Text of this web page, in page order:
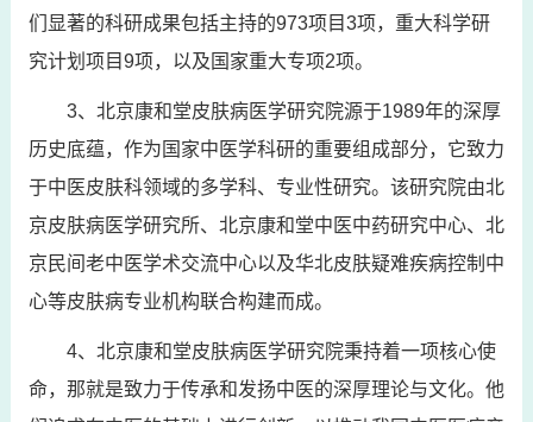
们显著的科研成果包括主持的973项目3项，重大科学研
究计划项目9项，以及国家重大专项2项。
3、北京康和堂皮肤病医学研究院源于1989年的深厚
历史底蕴，作为国家中医学科研的重要组成部分，它致力
于中医皮肤科领域的多学科、专业性研究。该研究院由北
京皮肤病医学研究所、北京康和堂中医中药研究中心、北
京民间老中医学术交流中心以及华北皮肤疑难疾病控制中
心等皮肤病专业机构联合构建而成。
4、北京康和堂皮肤病医学研究院秉持着一项核心使
命，那就是致力于传承和发扬中医的深厚理论与文化。他